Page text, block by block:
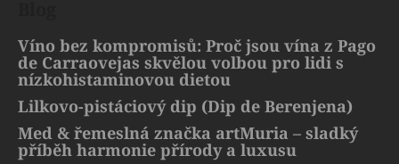
Víno bez kompromisů: Proč jsou vína z Pago
de Carraovejas skvělou volbou pro lidi s
nízkohistaminovou dietou
Lilkovo-pistáciový dip (Dip de Berenjena)
Med & řemeslná značka artMuria – sladký
příběh harmonie přírody a luxusu